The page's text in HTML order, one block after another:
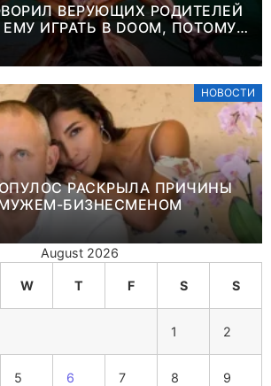
ВЕРУЮЩИХ РОДИТЕЛЕЙ
ИГРАТЬ В DOOM, ПОТОМУ
ИГРА ПРО
НОВОСТИ
РАСКРЫЛА ПРИЧИНЫ
БИЗНЕСМЕНОМ
August 2026
W T F S S
1 2
5 6 7 8 9